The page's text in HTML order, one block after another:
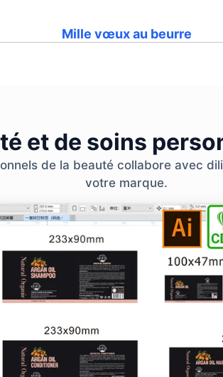
Mille vœux au beurre
et de soins
de la beauté collabore avec
votre marque.